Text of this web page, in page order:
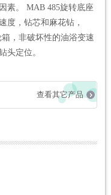
素。 MAB 485旋转底座
度，钻芯和麻花钻，
，非破坏性的油浴变速
头定位。
查看其它产品